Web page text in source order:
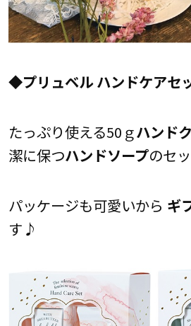
◆プリュベル ハンドケアセ
たっぷり使える50ｇハンド
潔に保つハンドソープのセ
パッケージも可愛いから ギ
す♪